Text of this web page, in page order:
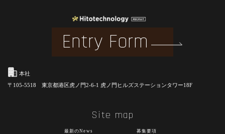
Entry Form
本社
〒105-5518 東京都港区虎ノ門2-6-1 虎ノ門ヒルズステーションタワー18F
Site map
最新のNews 募集要項